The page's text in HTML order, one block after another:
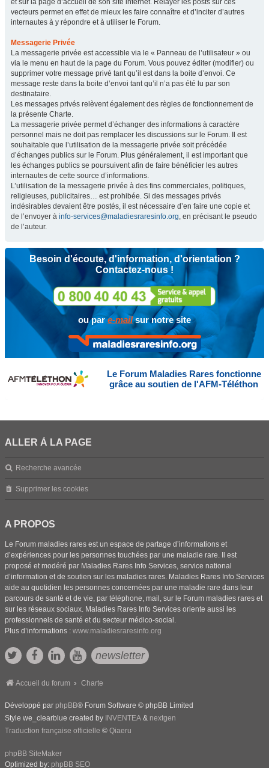
et sur la page d’accueil de son site internet. Relayer les posts sur ces
vecteurs permet en effet de mieux les faire connaître et d’inciter d’autres
internautes à y répondre et à utiliser le Forum.
Messagerie Privée
La messagerie privée est accessible via le « Panneau de l’utilisateur » ou
via le menu en haut de la page du Forum. Vous pouvez éditer (modifier) ou
supprimer votre message privé tant qu’il est dans la boite d’envoi. Ce
message reste dans la boite d’envoi tant qu’il n’a pas été lu par son
destinataire.
Les messages privés relèvent également des règles de fonctionnement de
la présente Charte.
La messagerie privée permet d’échanger des informations à caractère
personnel mais ne doit pas remplacer les discussions sur le Forum. Il est
souhaitable que l’utilisation de la messagerie privée soit précédée
d’échanges publics sur le Forum. Plus généralement, il est important que
les échanges publics se poursuivent afin de faire bénéficier les autres
internautes de cette source d’informations.
L’utilisation de la messagerie privée à des fins commerciales, politiques,
religieuses, publicitaires… est prohibée. Si des messages privés
indésirables devaient être postés, il est nécessaire d’en faire une copie et
de l’envoyer à info-services@maladiesraresinfo.org, en précisant le pseudo
de l’auteur.
Besoin d'écoute, d'information, d'orientation ?
Contactez-nous !
ou pare-mailsur notre site
Le Forum Maladies Rares fonctionne
grâce au soutien de l'AFM-Téléthon
ALLER À LA PAGE
Recherche avancée
Supprimer les cookies
A PROPOS
Le Forum maladies rares est un espace de partage d’informations et
d’expériences pour les personnes touchées par une maladie rare. Il est
proposé et modéré par Maladies Rares Info Services, service national
d’information et de soutien sur les maladies rares. Maladies Rares Info Services
aide au quotidien les personnes concernées par une maladie rare dans leur
parcours de santé et de vie, par téléphone, mail, sur le Forum maladies rares et
sur les réseaux sociaux. Maladies Rares Info Services oriente aussi les
professionnels de santé et du secteur médico-social.
Plus d’informations : www.maladiesraresinfo.org
newsletter
Accueil du forum Charte
Développé par phpBB® Forum Software © phpBB Limited
Style we_clearblue created by INVENTEA & nextgen
Traduction française officielle © Qiaeru
phpBB SiteMaker
Optimized by: phpBB SEO